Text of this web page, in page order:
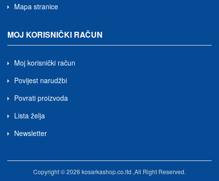
Mapa stranice
MOJ KORISNIČKI RAČUN
Moj korisnički račun
Povijest narudžbi
Povrati proizvoda
Lista želja
Newsletter
Copyright © 2026 kosarkashop.co.ltd ,All Right Reserved.